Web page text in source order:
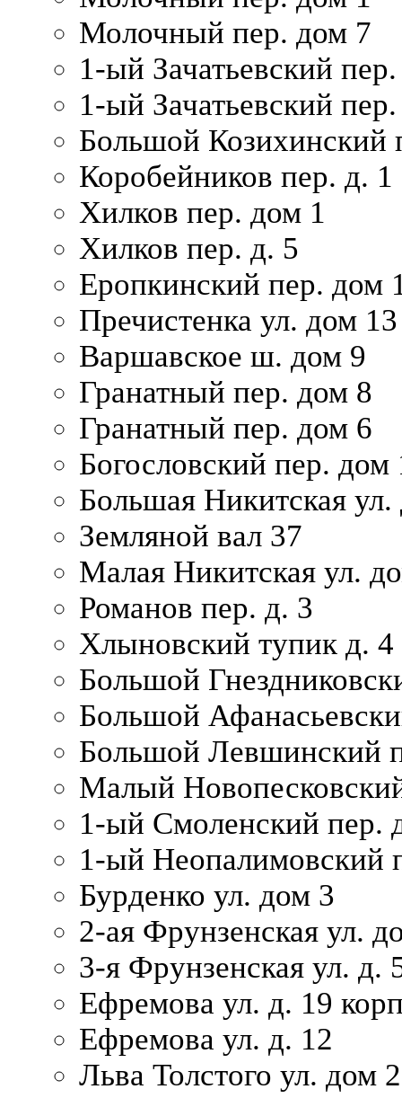
Молочный пер. дом 7
1-ый Зачатьевский
1-ый Зачатьевский
Большой Козихинский
Коробейников пер. д. 1
Хилков пер. дом 1
Хилков пер. д. 5
Еропкинский пер. дом
Пречистенка ул. дом 13
Варшавское ш. дом 9
Гранатный пер. дом 8
Гранатный пер. дом 6
Богословский пер.
Большая Никитская
Земляной вал 37
Малая Никитская ул.
Романов пер. д. 3
Хлыновский тупик д. 4
Большой
Большой
Большой Левшинский
Малый
1-ый Смоленский пер.
1-ый Неопалимовский
Бурденко ул. дом 3
2-ая Фрунзенская ул.
3-я Фрунзенская ул. д.
Ефремова ул. д. 19
Ефремова ул. д. 12
Льва Толстого ул. дом